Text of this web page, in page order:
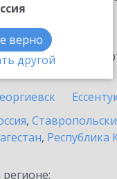
верно
другой
,
, Республика